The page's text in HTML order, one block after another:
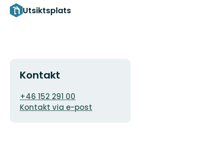
Utsiktsplats
Kontakt
E-
postadress
+46 152 291 00
Kontakt via e-post